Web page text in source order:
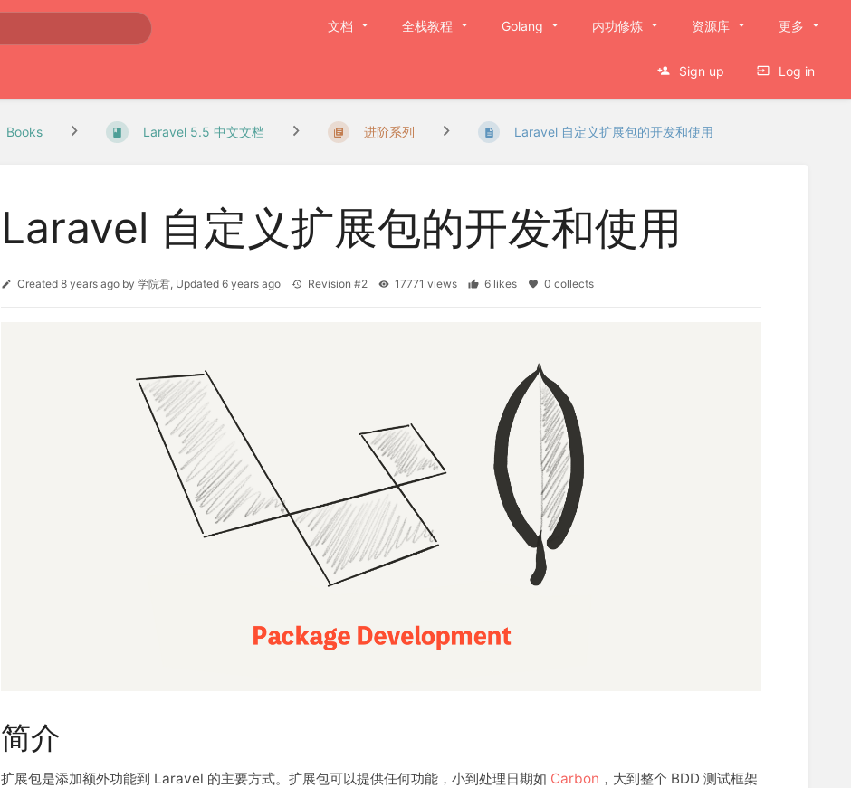
文档 全栈教程 Golang 内功修炼 资源库 更多
Sign up Log in
Books Laravel 5.5 中文文档 进阶系列 Laravel 自定义扩展包的开发和使用
Laravel 自定义扩展包的开发和使用
Created 8 years ago by 学院君, Updated 6 years ago Revision #2 17771 views 6 likes 0 collects
简介
扩展包是添加额外功能到 Laravel 的主要方式。扩展包可以提供任何功能，小到处理日期如 Carbon ，大到整个 BDD 测试框架